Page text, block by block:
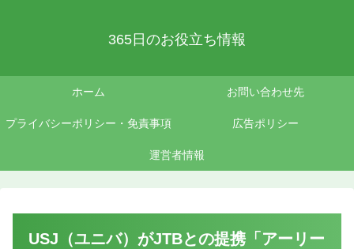
365日のお役立ち情報
ホーム お問い合わせ先
プライバシーポリシー・免責事項 広告ポリシー
運営者情報
USJ（ユニバ）がJTBとの提携「アーリー